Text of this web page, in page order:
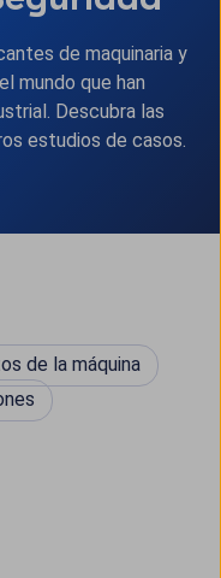
de maquinaria y
mundo que han
Descubra las
estudios de casos.
de la máquina